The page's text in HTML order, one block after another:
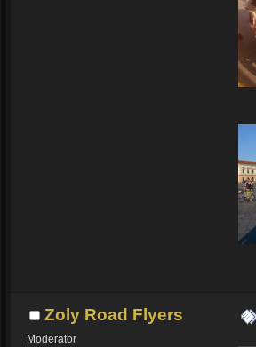
Zoly Road Flyers
Moderator